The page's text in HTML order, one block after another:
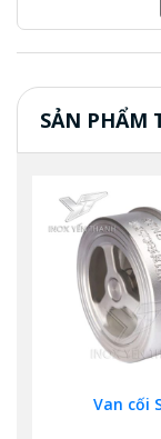
SẢN PHẨM
Van cối